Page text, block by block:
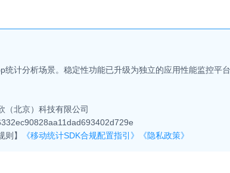
统计分析场景。稳定性功能已升级为独立的应用性能监控平
（北京）科技有限公司
则】 《移动统计SDK合规配置指引》 《隐私政策》